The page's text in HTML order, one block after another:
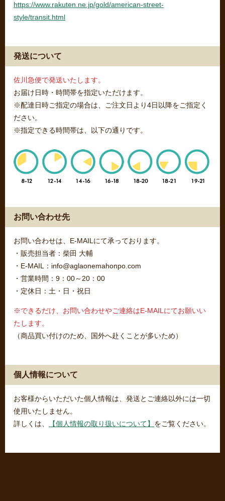
https://www.rakuten.ne.jp/gold/american-street-
style/transit.html
発送について
佐川急便で発送いたします。
お届け日時・時間帯を指定いただけます。
※配達日時ご指定の場合は、ご注文日より4日以降をご指定く
ださい。
※指定できる時間帯は、以下の通りです。
お問い合わせ先
お問い合わせは、E-MAILにて承っております。
・販売担当者：柴田 大輔
・E-MAIL：info@aglaonemahonpo.com
・営業時間：9：00～20：00
・定休日：土・日・祝日
※できるだけ、お問い合わせやご連絡はE-MAILにてお願いい
たします。
（商品買い付けのため、国外へ赴くことが多いため）
個人情報について
お客様からいただいた個人情報は、発送とご連絡以外には一切
使用いたしません。
詳しくは、
【個人情報の取り扱いについて】 をご覧ください。